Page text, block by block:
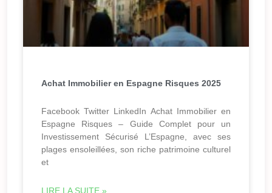
Achat Immobilier en Espagne Risques 2025
Facebook Twitter LinkedIn Achat Immobilier en
Espagne Risques – Guide Complet pour un
Investissement Sécurisé L’Espagne, avec ses
plages ensoleillées, son riche patrimoine culturel
et
LIRE LA SUITE »